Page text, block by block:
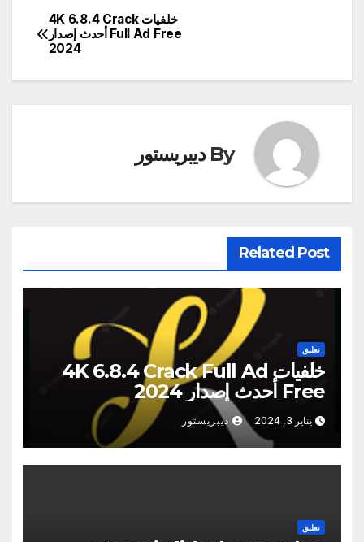
خلفيات 4K 6.8.4 Crack
Full Ad Free أحدث إصدار
2024
By ديبريستور
Related Post
تعليق
خلفيات 4K 6.8.4 Crack Full Ad
Free أحدث إصدار 2024
يناير 3, 2024 ديبريستور
تعليق